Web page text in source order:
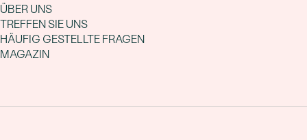
ÜBER UNS
TREFFEN SIE UNS
HÄUFIG GESTELLTE FRAGEN
MAGAZIN